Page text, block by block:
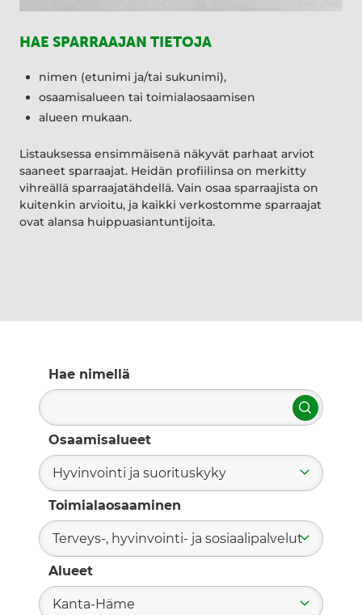
HAE SPARRAAJAN TIETOJA
nimen (etunimi ja/tai sukunimi),
osaamisalueen tai toimialaosaamisen
alueen mukaan.
Listauksessa ensimmäisenä näkyvät parhaat arviot
saaneet sparraajat. Heidän profiilinsa on merkitty
vihreällä sparraajatähdellä. Vain osaa sparraajista on
kuitenkin arvioitu, ja kaikki verkostomme sparraajat
ovat alansa huippuasiantuntijoita.
Hae nimellä
Hae
Osaamisalueet
Hyvinvointi ja suorituskyky
Toimialaosaaminen
Terveys-, hyvinvointi- ja sosiaalipalvelut
Alueet
Kanta-Häme